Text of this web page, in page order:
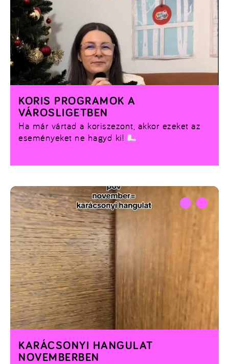
Ha már vártad a koriszezont, akkor ezeket az
eseményeket ne hagyd ki!
KORIS PROGRAMOK A
VÁROSLIGETBEN
KARÁCSONYI HANGULAT
NOVEMBERBEN